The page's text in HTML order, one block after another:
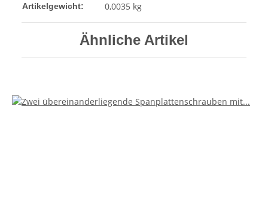
Artikelgewicht: 0,0035 kg
Ähnliche Artikel